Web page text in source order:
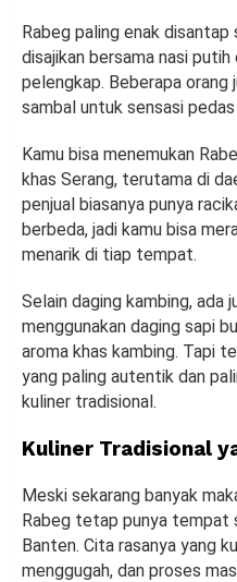
Rabeg paling enak disantap
disajikan bersama nasi
pelengkap. Beberapa orang
sambal untuk sensasi
Kamu bisa menemukan
khas Serang, terutama di
penjual biasanya punya
berbeda, jadi kamu bisa
menarik di tiap tempat.
Selain daging kambing, ada
menggunakan daging sapi
aroma khas kambing. Tapi
yang paling autentik dan
kuliner tradisional.
Kuliner Tradisional
Meski sekarang banyak
Rabeg tetap punya tempat
Banten. Cita rasanya yang
menggugah, dan proses